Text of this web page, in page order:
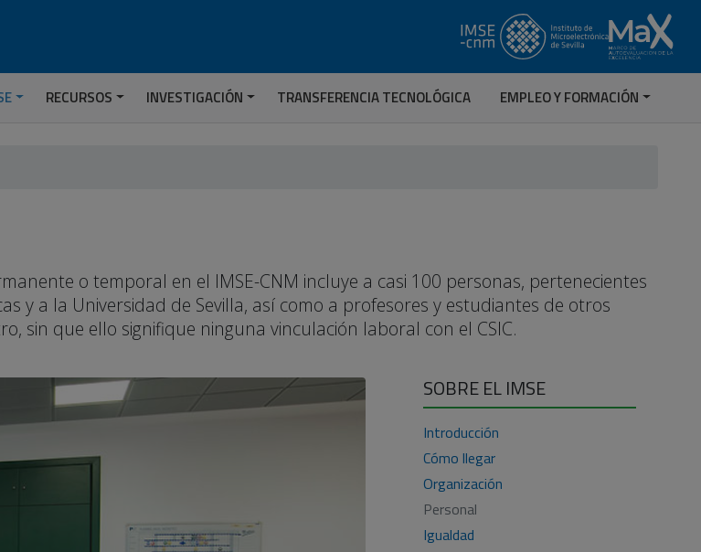
RECURSOS INVESTIGACIÓN TRANSFERENCIA TECNOLÓGICA EMPLEO Y FORMACIÓN
o temporal en el IMSE-CNM incluye a casi 100 personas, pertenecientes
y a la Universidad de Sevilla, así como a profesores y estudiantes de otros
sin que ello signifique ninguna vinculación laboral con el CSIC.
SOBRE EL IMSE
Introducción
Cómo llegar
Organización
Personal
Igualdad